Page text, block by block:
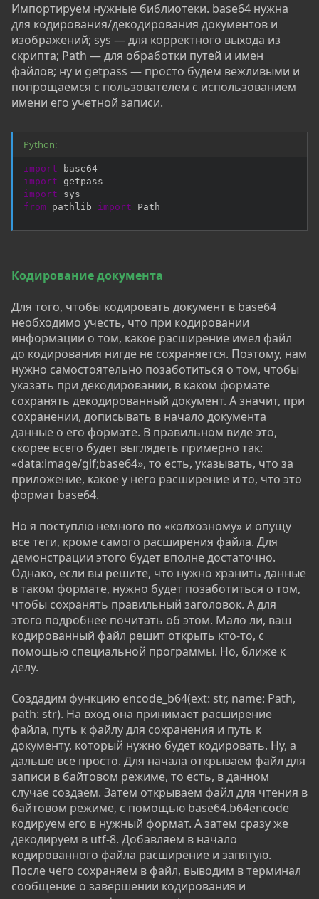
Импортируем нужные библиотеки. base64 нужна
для кодирования/декодирования документов и
изображений; sys — для корректного выхода из
скрипта; Path — для обработки путей и имен
файлов; ну и getpass — просто будем вежливыми и
попрощаемся с пользователем с использованием
имени его учетной записи.
Python:
import
import
import
from pathlib import Path
Кодирование документа
Для того, чтобы кодировать документ в base64
необходимо учесть, что при кодировании
информации о том, какое расширение имел файл
до кодирования нигде не сохраняется. Поэтому, нам
нужно самостоятельно позаботиться о том, чтобы
указать при декодировании, в каком формате
сохранять декодированный документ. А значит, при
сохранении, дописывать в начало документа
данные о его формате. В правильном виде это,
скорее всего будет выглядеть примерно так:
«data:image/gif;base64», то есть, указывать, что за
приложение, какое у него расширение и то, что это
формат base64.
Но я поступлю немного по «колхозному» и опущу
все теги, кроме самого расширения файла. Для
демонстрации этого будет вполне достаточно.
Однако, если вы решите, что нужно хранить данные
в таком формате, нужно будет позаботиться о том,
чтобы сохранять правильный заголовок. А для
этого подробнее почитать об этом. Мало ли, ваш
кодированный файл решит открыть кто-то, с
помощью специальной программы. Но, ближе к
делу.
Создадим функцию encode_b64(ext: str, name: Path,
path: str). На вход она принимает расширение
файла, путь к файлу для сохранения и путь к
документу, который нужно будет кодировать. Ну, а
дальше все просто. Для начала открываем файл для
записи в байтовом режиме, то есть, в данном
случае создаем. Затем открываем файл для чтения в
байтовом режиме, с помощью base64.b64encode
кодируем его в нужный формат. А затем сразу же
декодируем в utf-8. Добавляем в начало
кодированного файла расширение и запятую.
После чего сохраняем в файл, выводим в терминал
сообщение о завершении кодирования и